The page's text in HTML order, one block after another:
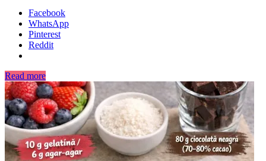
Facebook
WhatsApp
Pinterest
Reddit
Read more